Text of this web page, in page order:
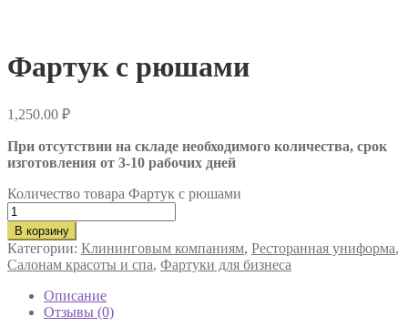
Фартук с рюшами
1,250.00 ₽
При отсутствии на складе необходимого количества, срок
изготовления от 3-10 рабочих дней
Количество товара Фартук с рюшами
В корзину
Категории: Клининговым компаниям, Ресторанная униформа,
Салонам красоты и спа, Фартуки для бизнеса
Описание
Отзывы (0)